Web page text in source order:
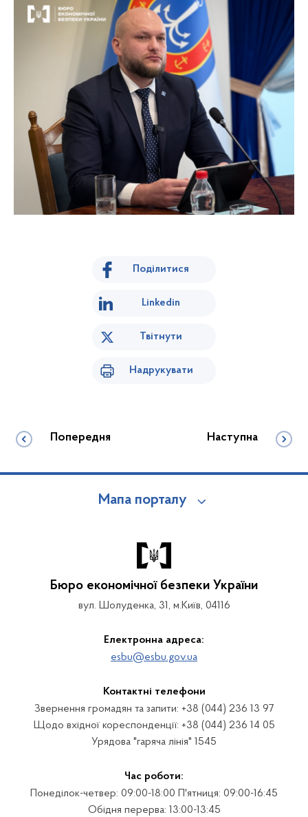
Поділитися
Linkedin
Твітнути
Надрукувати
Попередня Наступна
Мапа порталу
Бюро економічної безпеки України
вул. Шолуденка, 31, м.Київ, 04116
Електронна адреса:
esbu@esbu.gov.ua
Контактні телефони
Звернення громадян та запити: +38 (044) 236 13 97
Щодо вхідної кореспонденції: +38 (044) 236 14 05
Урядова "гаряча лінія" 1545
Час роботи:
Понеділок-четвер: 09:00-18:00 П'ятниця: 09:00-16:45
Обідня перерва: 13:00-13:45